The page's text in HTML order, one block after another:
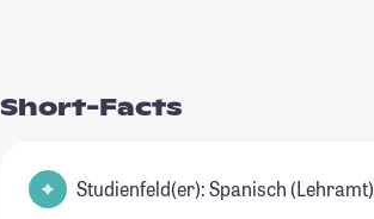
Short-Facts
Studienfeld(er): Spanisch (Lehramt)